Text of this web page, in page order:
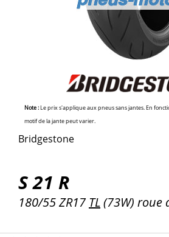
Note :Le prix s'applique aux pneus sans jantes. En
motif de la jante peut varier.
Bridgestone
S 21 R
180/55 ZR17 TL(73W) roue